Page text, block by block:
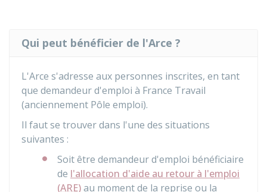
Qui peut bénéficier de l'Arce ?
L'Arce s'adresse aux personnes inscrites, en tant
que demandeur d'emploi à France Travail
(anciennement Pôle emploi).
Il faut se trouver dans l'une des situations
suivantes :
Soit être demandeur d'emploi bénéficiaire
de l'allocation d'aide au retour à l'emploi
(ARE)au moment de la reprise ou la